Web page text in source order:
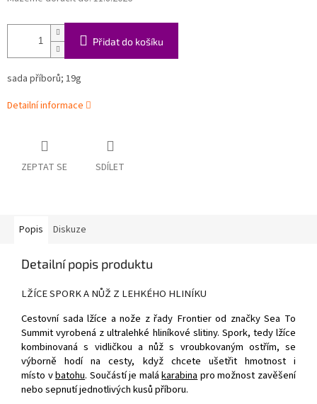
Přidat do košíku
sada příborů; 19g
Detailní informace
ZEPTAT SE SDÍLET
Popis Diskuze
Detailní popis produktu
LŽÍCE SPORK A NŮŽ Z LEHKÉHO HLINÍKU
Cestovní sada lžíce a nože z řady Frontier od značky Sea To
Summit vyrobená z ultralehké hliníkové slitiny. Spork, tedy lžíce
kombinovaná s vidličkou a nůž s vroubkovaným ostřím, se
výborně hodí na cesty, když chcete ušetřit hmotnost i
místo vbatohu. Součástí je malákarabina pro možnost zavěšení
nebo sepnutí jednotlivých kusů příboru.